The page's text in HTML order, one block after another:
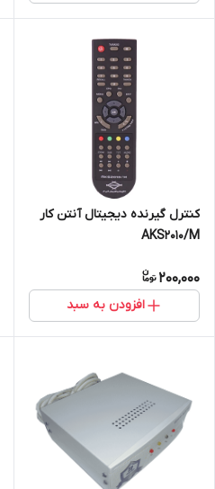
کنترل گیرنده دیجیتال آنتن کار
AKS2010/M
200,000
افزودن به سبد